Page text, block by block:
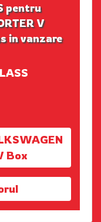
pentru
V
in vanzare
Box